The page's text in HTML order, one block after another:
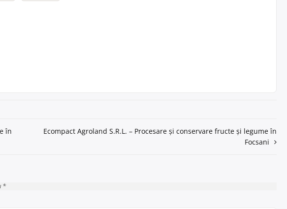
în
Ecompact Agroland S.R.L. – Procesare și conservare fructe și legume în
Focsani
*